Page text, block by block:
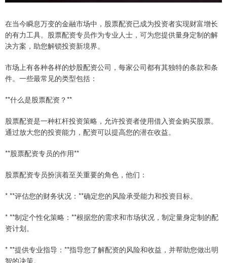
在当今瞬息万变的金融市场中，股票配资已成为投资者实现财富增长
的有力工具。股票配资专员作为专业人士，可为您提供量身定制的解
决方案，助您解锁投资新境界。
市场上有各种各样的炒股配资公司，每家公司都有其独特的条款和条
件。一些最常见的类型包括：
**什么是股票配资？**
股票配资是一种杠杆投资策略，允许投资者使用借入资金购买股票。
通过放大您的投资能力，配资可以提高您的潜在收益。
**股票配资专员的作用**
股票配资专员扮演着至关重要的角色，他们：
* **评估您的财务状况：**确定您的风险承受能力和投资目标。
* **制定个性化策略：**根据您的需求和市场状况，制定量身定制的配
资计划。
* **提供专业指导：**指导您了解配资的风险和收益，并帮助您做出明
智的决策。